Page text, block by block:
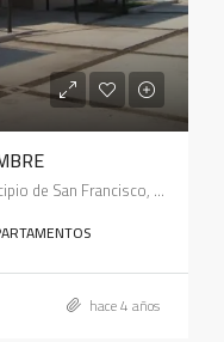
9 de Septiembre, San Francisco, Municipio de San Francisco, Pedanía Juárez Celman, Departamento San Justo, Córdoba, X2400, Argentina
hace 4 años